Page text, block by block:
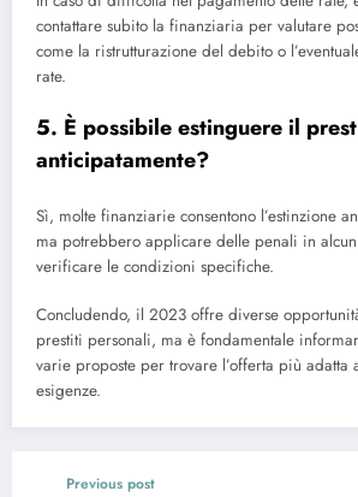
contattare subito la finanziaria per valutare
come la ristrutturazione del debito o
rate.
5. È possibile estinguere il
anticipatamente?
Sì, molte finanziarie consentono l’estinzione
ma potrebbero applicare delle penali in
verificare le condizioni specifiche.
Concludendo, il 2023 offre diverse
prestiti personali, ma è fondamentale
varie proposte per trovare l’offerta più adatta
esigenze.
Previous post